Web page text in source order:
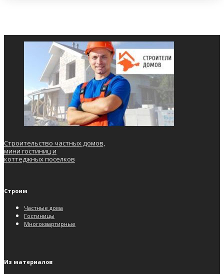
Строительство частных домов,
мини гостиниц и
коттеджных поселков
Строим
Частные дома
Гостиницы
Многоквартирные
Из материалов